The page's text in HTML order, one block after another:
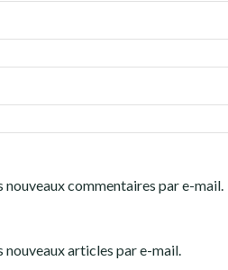
nouveaux commentaires par e-mail.
nouveaux articles par e-mail.